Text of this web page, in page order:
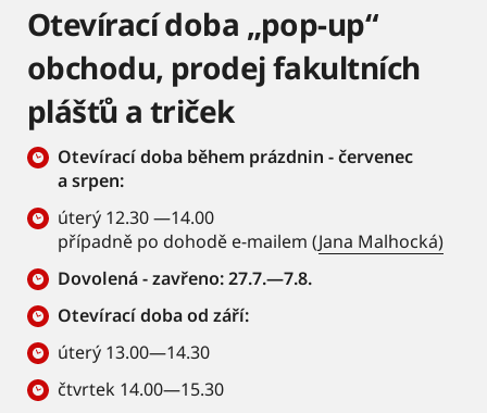
Otevírací doba „pop-up“
obchodu, prodej fakultních
plášťů a triček
Otevírací doba během prázdnin - červenec
a srpen:
úterý 12.30 —14.00
případně po dohodě e-mailem (Jana Malhocká)
Dovolená - zavřeno: 27.7.—7.8.
Otevírací doba od září:
úterý 13.00—14.30
čtvrtek 14.00—15.30